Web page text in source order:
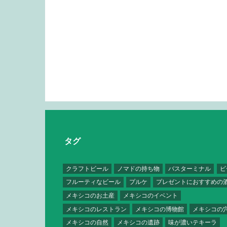
タグ
クラフトビール ノマドの持ち物 バスターミナル
フルーティなビール
プルケ
プレゼントにおすすめの
メキシコのお土産
メキシコのイベント
メキシコのレストラン
メキシコの博物館
メキシコの
メキシコの自然
メキシコの遺跡 味が濃いテキーラ